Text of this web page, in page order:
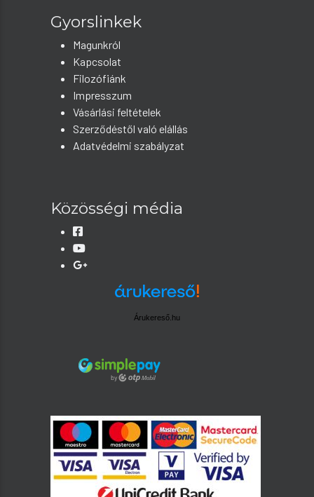
Gyorslinkek
Magunkról
Kapcsolat
Filozófiánk
Impresszum
Vásárlási feltételek
Szerződéstől való elállás
Adatvédelmi szabályzat
Közösségi média
Árukereső.hu